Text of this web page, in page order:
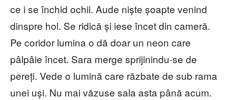
ce i se închid ochii. Aude niște șoapte venind
dinspre hol. Se ridică și iese încet din cameră.
Pe coridor lumina o dă doar un neon care
pâlpâie încet. Sara merge sprijinindu-se de
pereți. Vede o lumină care răzbate de sub rama
unei uși. Nu mai văzuse sala asta până acum.